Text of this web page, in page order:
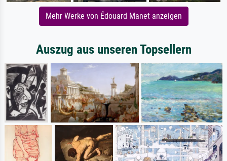
Mehr Werke von Édouard Manet anzeigen
Auszug aus unseren Topsellern